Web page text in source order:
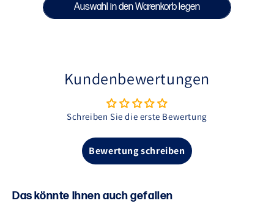
SKU : VENUM-06271-459
Auswahl in den Warenkorb legen
Kundenbewertungen
Schreiben Sie die erste Bewertung
Bewertung schreiben
Das könnte Ihnen auch gefallen